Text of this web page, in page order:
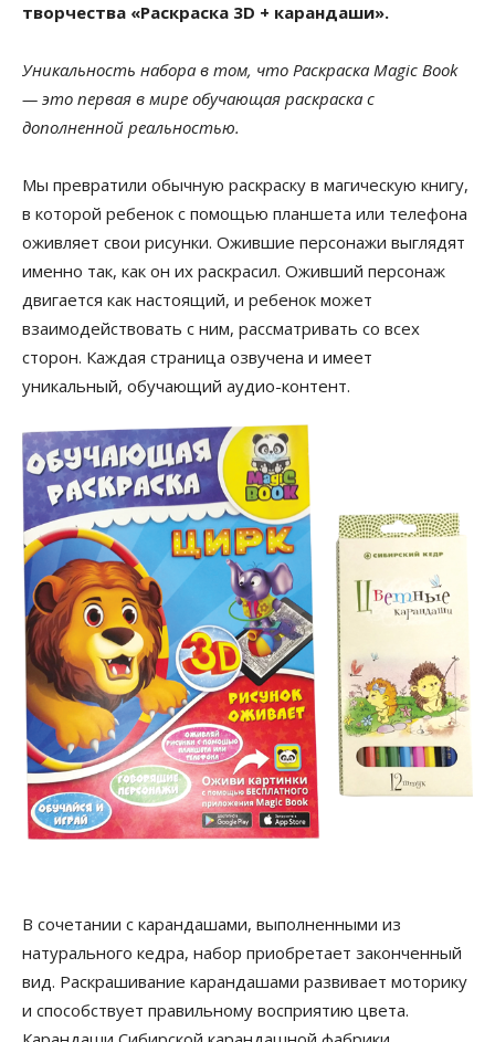
творчества «Раскраска 3D + карандаши».
Уникальность набора в том, что Раскраска Magic Book
— это первая в мире обучающая раскраска с
дополненной реальностью.
Мы превратили обычную раскраску в магическую книгу,
в которой ребенок с помощью планшета или телефона
оживляет свои рисунки. Ожившие персонажи выглядят
именно так, как он их раскрасил. Оживший персонаж
двигается как настоящий, и ребенок может
взаимодействовать с ним, рассматривать со всех
сторон. Каждая страница озвучена и имеет
уникальный, обучающий аудио-контент.
В сочетании с карандашами, выполненными из
натурального кедра, набор приобретает законченный
вид. Раскрашивание карандашами развивает моторику
и способствует правильному восприятию цвета.